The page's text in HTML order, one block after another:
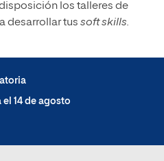
los talleres de
desarrollar tus soft skills.
14 de agosto